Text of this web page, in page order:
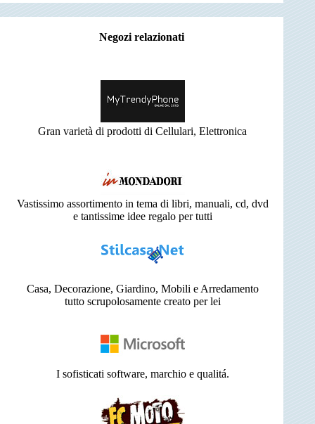
Negozi relazionati
Gran varietà di prodotti di Cellulari, Elettronica
Vastissimo assortimento in tema di libri, manuali, cd, dvd
e tantissime idee regalo per tutti
Casa, Decorazione, Giardino, Mobili e Arredamento
tutto scrupolosamente creato per lei
I sofisticati software, marchio e qualitá.